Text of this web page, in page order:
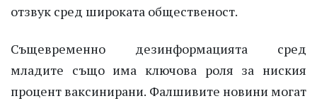
отзвук сред широката общественост.
Същевременно дезинформацията сред
младите също има ключова роля за ниския
процент ваксинирани. Фалшивите новини могат